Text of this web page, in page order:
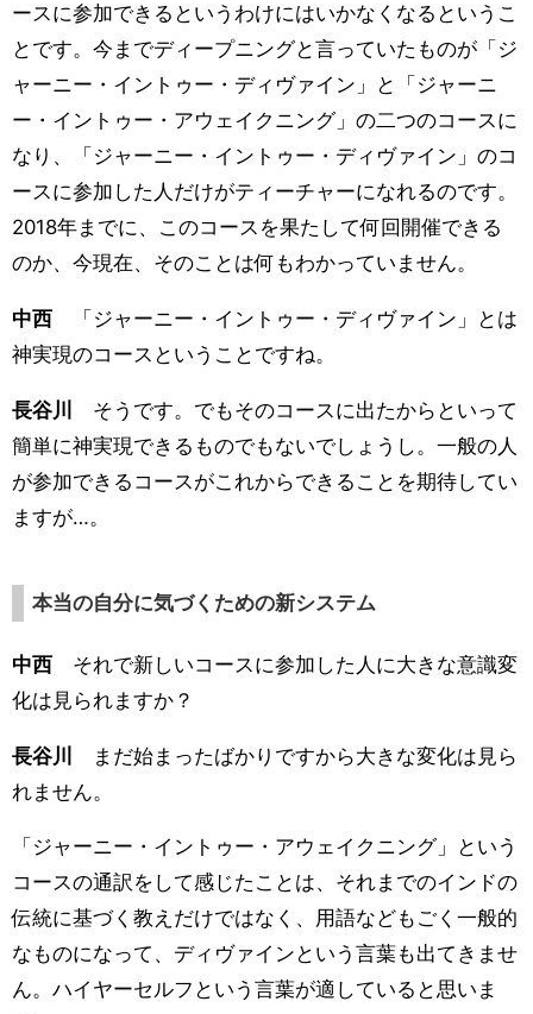
ースに参加できるというわけにはいかなくなるというこ
とです。今までディープニングと言っていたものが「ジ
ャーニー・イントゥー・ディヴァイン」と「ジャーニ
ー・イントゥー・アウェイクニング」の二つのコースに
なり、「ジャーニー・イントゥー・ディヴァイン」のコ
ースに参加した人だけがティーチャーになれるのです。
2018年までに、このコースを果たして何回開催できる
のか、今現在、そのことは何もわかっていません。
中西 「ジャーニー・イントゥー・ディヴァイン」とは
神実現のコースということですね。
長谷川
そうです。でもそのコースに出たからといって
簡単に神実現できるものでもないでしょうし。一般の人
が参加できるコースがこれからできることを期待してい
ますが…。
本当の自分に気づくための新システム
中西 それで新しいコースに参加した人に大きな意識変
化は見られますか？
長谷川
まだ始まったばかりですから大きな変化は見ら
れません。
「ジャーニー・イントゥー・アウェイクニング」という
コースの通訳をして感じたことは、それまでのインドの
伝統に基づく教えだけではなく、用語などもごく一般的
なものになって、ディヴァインという言葉も出てきませ
ん。ハイヤーセルフという言葉が適していると思いま